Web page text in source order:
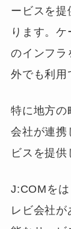
ービスを提
ります。
のインフラ
外でも利用
特に地方の
会社が連携
ビスを提供
J:COMを
レビ会社